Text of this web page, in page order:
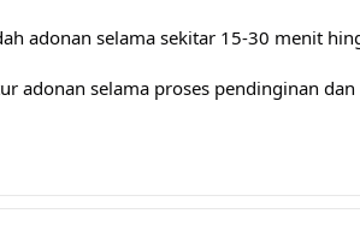
adonan selama sekitar 15-30 menit
adonan selama proses pendinginan